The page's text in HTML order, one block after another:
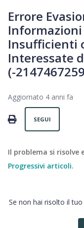
Errore
Informazioni
Insufficienti
Interessate
(-
Aggiornato 4 anni fa
PRINT
SEGUI
Il problema si
Progressivi articoli.
Se non hai risolto il